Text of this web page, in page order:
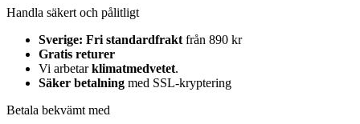
Handla säkert och pålitligt
Sverige: Fri standardfrakt från 890 kr
Gratis returer
Vi arbetarklimatmedvetet.
Säker betalning med SSL-kryptering
Betala bekvämt med